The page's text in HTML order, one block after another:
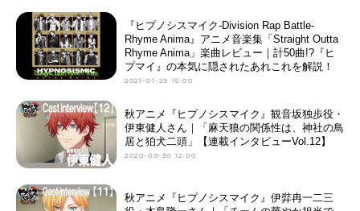
『ヒプノシスマイク-Division Rap Battle-
Rhyme Anima』アニメ音楽集「Straight Outta
Rhyme Anima」楽曲レビュー｜計50曲!?『ヒ
プマイ』の本気に隠されたあれこれを解説！
2021-01-29 15:00
秋アニメ『ヒプノシスマイク』観音坂独歩役・
伊東健人さん｜「麻天狼の関係性は、神社の鳥
居と狛犬二頭」【連載インタビューVol.12】
2020-09-30 12:00
秋アニメ『ヒプノシスマイク』伊弉冉一二三